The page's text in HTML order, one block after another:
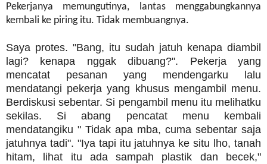
Pekerjanya memungutinya, lantas menggabungkannya
kembali ke piring itu. Tidak membuangnya.
Saya protes. "Bang, itu sudah jatuh kenapa diambil
lagi? kenapa nggak dibuang?". Pekerja yang
mencatat pesanan yang mendengarku lalu
mendatangi pekerja yang khusus mengambil menu.
Berdiskusi sebentar. Si pengambil menu itu melihatku
sekilas. Si abang pencatat menu kembali
mendatangiku " Tidak apa mba, cuma sebentar saja
jatuhnya tadi". "Iya tapi itu jatuhnya ke situ lho, tanah
hitam, lihat itu ada sampah plastik dan becek,"